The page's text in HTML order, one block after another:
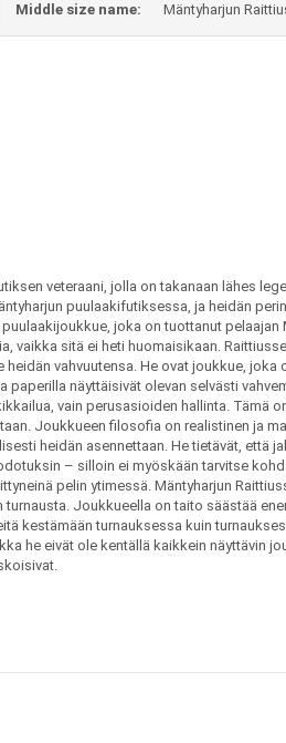
Middle size name:
Mäntyharjun
veteraani, jolla on takanaan lähes
puulaakifutiksessa, ja heidän
joka on tuottanut
vaikka sitä ei heti huomaisikaan.
vahvuutensa. He ovat joukkue, joka
näyttäisivät olevan selvästi
vain perusasioiden hallinta. Tämä
Joukkueen filosofia on realistinen ja
heidän asennettaan. He tietävät, että
– silloin ei myöskään tarvitse
pelin ytimessä. Mäntyharjun
turnausta. Joukkueella on taito säästää
kestämään turnauksessa kuin
he eivät ole kentällä kaikkein näyttävin